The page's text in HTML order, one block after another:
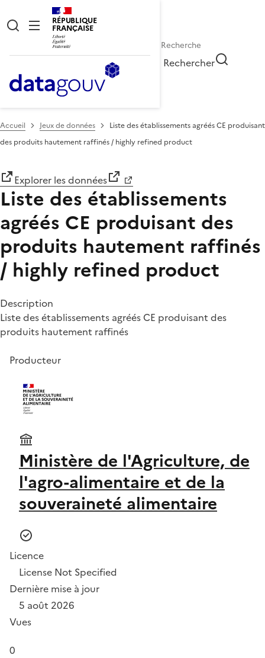
RÉPUBLIQUE
FRANÇAISE
Rechercher
Accueil Jeux de données
Liste des établissements agréés CE produisant
des produits hautement raffinés / highly refined product
Explorer les données
Liste des établissements
agréés CE produisant des
produits hautement raffinés
/ highly refined product
Description
Liste des établissements agréés CE produisant des
produits hautement raffinés
Producteur
Ministère de l'Agriculture, de
l'agro-alimentaire et de la
souveraineté alimentaire
Licence
License Not Specified
Dernière mise à jour
5 août 2026
Vues
0